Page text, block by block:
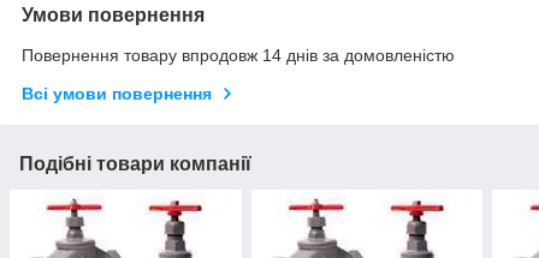
Умови повернення
Повернення товару впродовж 14 днів за домовленістю
Всі умови повернення
Подібні товари компанії